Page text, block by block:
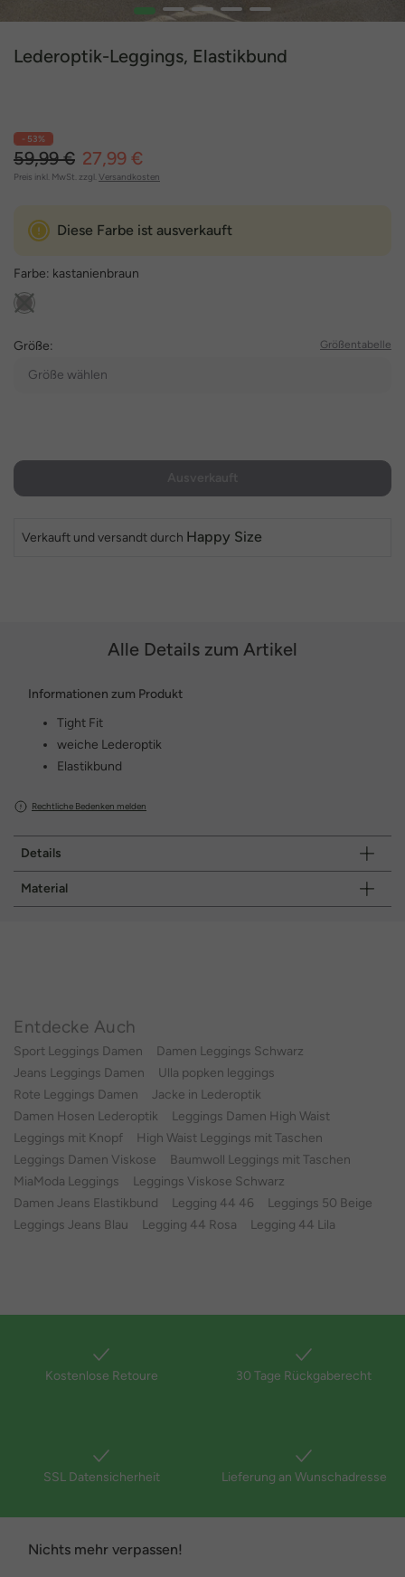
1 2 3 4 5
Lederoptik-Leggings, Elastikbund
- 53%
59,99 € 27,99 €
Preis inkl. MwSt. zzgl. Versandkosten
Diese Farbe ist ausverkauft
Farbe: kastanienbraun
Größe: Größentabelle
Größe wählen
Verkauft und versandt durch Happy Size
Alle Details zum Artikel
Informationen zum Produkt
Tight Fit
weiche Lederoptik
Elastikbund
Rechtliche Bedenken melden
Details
Material
Entdecke Auch
Sport Leggings Damen
Damen Leggings Schwarz
Jeans Leggings Damen
Ulla popken leggings
Rote Leggings Damen
Jacke in Lederoptik
Damen Hosen Lederoptik
Leggings Damen High Waist
Leggings mit Knopf
High Waist Leggings mit Taschen
Leggings Damen Viskose
Baumwoll Leggings mit Taschen
MiaModa Leggings
Leggings Viskose Schwarz
Damen Jeans Elastikbund
Legging 44 46
Leggings 50 Beige
Leggings Jeans Blau
Legging 44 Rosa Legging 44 Lila
Kostenlose Retoure 30 Tage Rückgaberecht
SSL Datensicherheit Lieferung an Wunschadresse
Nichts mehr verpassen!